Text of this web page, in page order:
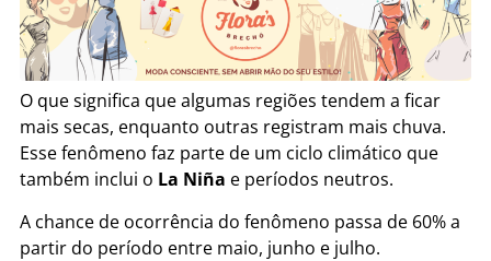
O que significa que algumas regiões tendem a ficar
mais secas, enquanto outras registram mais chuva.
Esse fenômeno faz parte de um ciclo climático que
também inclui o La Niña e períodos neutros.
A chance de ocorrência do fenômeno passa de 60% a
partir do período entre maio, junho e julho.